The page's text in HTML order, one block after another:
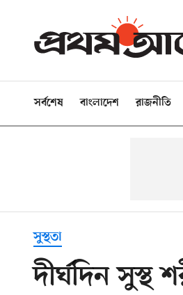
সর্বশেষ বাংলাদেশ রাজনীতি
সুস্থতা
দীর্ঘদিন সুস্থ